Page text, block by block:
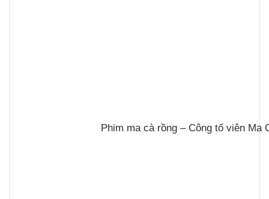
Phim ma cà rồng – Công tố viên Ma